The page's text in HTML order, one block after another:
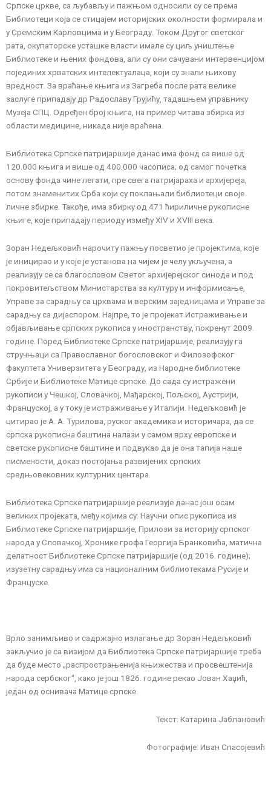
Српске цркве, са љубављу и пажњом односили су се према
Библиотеци која се стицајем историјских околности формирала и
у Сремским Карловцима и у Београду. Током Другог светског
рата, окупаторске усташке власти имале су циљ уништење
Библиотеке и њених фондова, али су они сачувани интервенцијом
појединих хрватских интелектуалаца, који су знали њихову
вредност. За враћање књига из Загреба после рата велике
заслуге припадају др Радославу Грујићу, тадашњем управнику
Музеја СПЦ. Одређен број књига, на пример читава збирка из
области медицине, никада није враћена.
Библиотека Српске патријаршије данас има фонд са више од
120.000 књига и више од 400.000 часописа; од самог почетка
основу фонда чине легати, пре свега патријараха и архијереја,
потом знаменитих Срба који су поклањали библиотеци своје
личне збирке. Такође, има збирку од 471 ћириличне рукописне
књиге, које припадају периоду између XIV и XVIII века.
Зоран Недељковић нарочиту пажњу посветио је пројектима, које
је иницирао и у које је установа на чијем је челу укључена, а
реализују се са благословом Светог архијерејског синода и под
покровитељством Министарства за културу и информисање,
Управе за сарадњу са црквама и верским заједницама и Управе за
сарадњу са дијаспором. Најпре, то је пројекат Истраживање и
објављивање српских рукописа у иностранству, покренут 2009.
године. Поред Библиотеке Српске патријаршије, реализују га
стручњаци са Православног богословског и Филозофског
факултета Универзитета у Београду, из Народне библиотеке
Србије и Библиотеке Матице српске. До сада су истражени
рукописи у Чешкој, Словачкој, Мађарској, Пољској, Аустрији,
Француској, а у току је истраживање у Италији. Недељковић је
цитирао је А. А. Турилова, руског академика и историчара, да се
српска рукописна баштина налази у самом врху европске и
светске рукописне баштине и подвукао да је она тапија наше
писмености, доказ постојања развијених српских
средњовековних културних центара.
Библиотека Српске патријаршије реализује данас још осам
великих пројеката, међу којима су: Научни опис рукописа из
Библиотеке Српске патријаршије, Прилози за историју српског
народа у Словачкој, Хронике грофа Георгија Бранковића, матична
делатност Библиотеке Српске патријаршије (од 2016. године);
изузетну сарадњу има са националним библиотекама Русије и
Француске.
Врло занимљиво и садржајно излагање др Зоран Недељковић
закључио је са визијом да Библиотека Српске патријаршије треба
да буде место „распрострањенија књижества и просвештенија
народа сербског“, како је још 1826. године рекао Јован Хаџић,
један од оснивача Матице српске.
Текст: Катарина Јаблановић
Фотографије: Иван Спасојевић